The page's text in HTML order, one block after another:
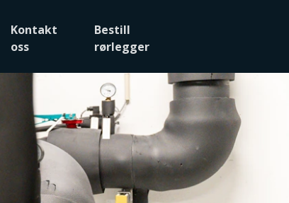
Kontakt
oss
Bestill
rørlegger